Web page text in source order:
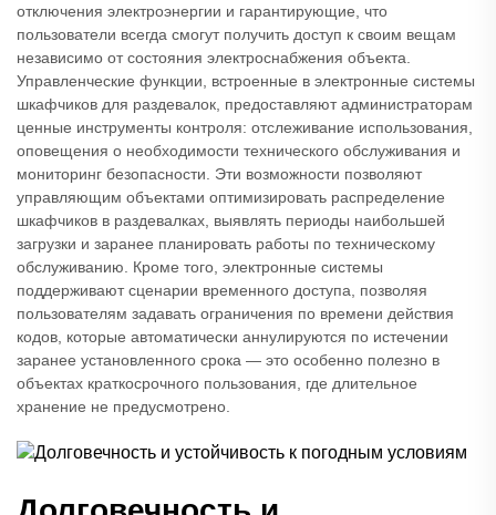
отключения электроэнергии и гарантирующие, что
пользователи всегда смогут получить доступ к своим вещам
независимо от состояния электроснабжения объекта.
Управленческие функции, встроенные в электронные системы
шкафчиков для раздевалок, предоставляют администраторам
ценные инструменты контроля: отслеживание использования,
оповещения о необходимости технического обслуживания и
мониторинг безопасности. Эти возможности позволяют
управляющим объектами оптимизировать распределение
шкафчиков в раздевалках, выявлять периоды наибольшей
загрузки и заранее планировать работы по техническому
обслуживанию. Кроме того, электронные системы
поддерживают сценарии временного доступа, позволяя
пользователям задавать ограничения по времени действия
кодов, которые автоматически аннулируются по истечении
заранее установленного срока — это особенно полезно в
объектах краткосрочного пользования, где длительное
хранение не предусмотрено.